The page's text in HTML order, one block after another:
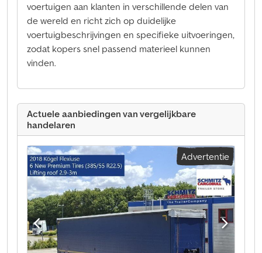
voertuigen aan klanten in verschillende delen van
de wereld en richt zich op duidelijke
voertuigbeschrijvingen en specifieke uitvoeringen,
zodat kopers snel passend materieel kunnen
vinden.
Actuele aanbiedingen van vergelijkbare
handelaren
Advertentie